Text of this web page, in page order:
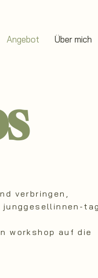
Angebot Über mich
verbringen,
junggesellinnen-
workshop auf die